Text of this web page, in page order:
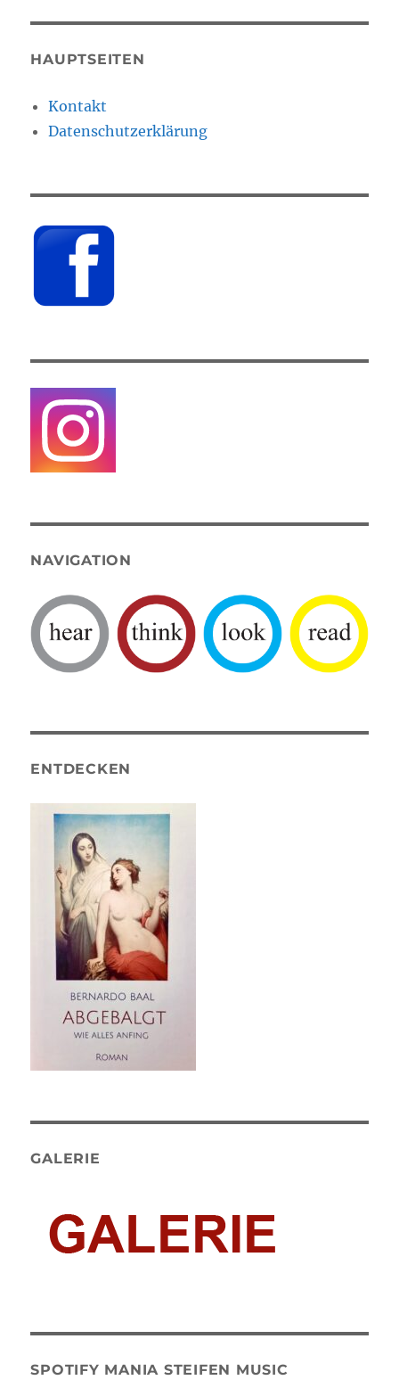
HAUPTSEITEN
Kontakt
Datenschutzerklärung
NAVIGATION
ENTDECKEN
GALERIE
SPOTIFY MANIA STEIFEN MUSIC